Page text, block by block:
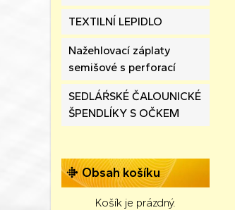
TEXTILNÍ LEPIDLO
Nažehlovací záplaty
semišové s perforací
SEDLÁŔSKÉ ČALOUNICKÉ
ŠPENDLÍKY S OČKEM
Obsah košíku
Košík je prázdný.